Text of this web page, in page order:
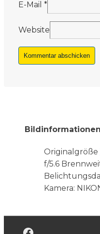
E-Mail *
Website
Bildinformationen
Originalgröße
f/5.6
Kamera: